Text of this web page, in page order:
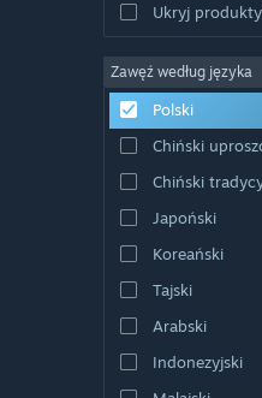
Ukryj
Zawęź według języka
Polski
Chiński
Chiński
Japoński
Koreański
Tajski
Arabski
Indonezyjski